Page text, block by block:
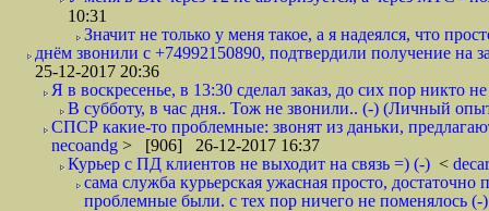
10:31
Значит не только у меня такое, а я надеялся, что
днём звонили с +74992150890, подтвердили получение на
25-12-2017 20:36
Я в воскресенье, в 13:30 сделал заказ, до сих пор никто
В субботу, в час дня.. Тож не звонили.. (-) (Личный
СПСР какие-то проблемные: звонят из даньки,
necoandg > [906] 26-12-2017 16:37
Курьер с ПД клиентов не выходит на связь =) (-) <
сама служба курьерская ужасная просто,
проблемные были. с тех пор ничего не поменялось (-)